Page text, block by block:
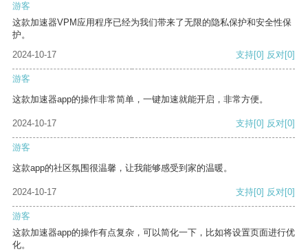
游客
这款加速器VPM应用程序已经为我们带来了无限的隐私保护和安全性保
护。
2024-10-17
支持[0] 反对[0]
游客
这款加速器app的操作非常简单，一键加速就能开启，非常方便。
2024-10-17 支持[0] 反对[0]
游客
这款app的社区氛围很温馨，让我能够感受到家的温暖。
2024-10-17 支持[0] 反对[0]
游客
这款加速器app的操作有点复杂，可以简化一下，比如将设置页面进行优
化。